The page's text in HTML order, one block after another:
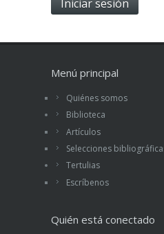
Menú principal
Quiénes somos
Biblioteca
Artículos
Selecciones
Tertulias
Escríbenos
Quién está conectado